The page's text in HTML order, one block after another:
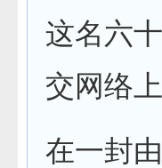
这名六
交网络
在一封